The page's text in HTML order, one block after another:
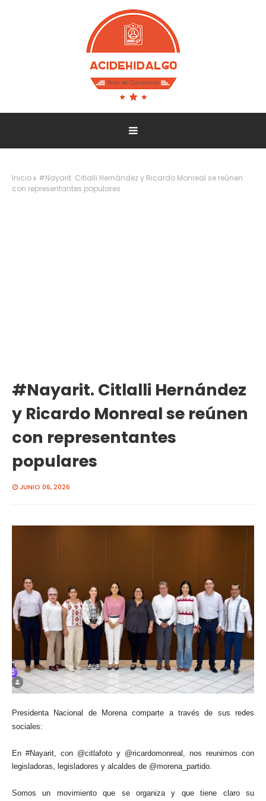
Inicio
#Nayarit. Citlalli Hernández y Ricardo Monreal se reúnen
con representantes populares
#Nayarit. Citlalli Hernández
y Ricardo Monreal se reúnen
con representantes
populares
JUNIO 06, 2026
Presidenta Nacional de Morena comparte a través de sus redes
sociales:
En #Nayarit, con @citlafoto y @ricardomonreal, nos reunimos con
legisladoras, legisladores y alcaldes de @morena_partido.
Somos un movimiento que se organiza y que tiene claro su